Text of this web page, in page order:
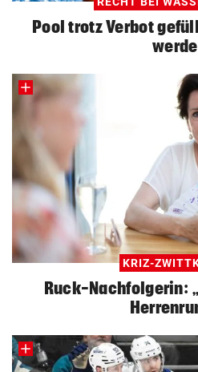
Pool trotz Verbot
KRIZ-
Ruck-Nachfolgerin: